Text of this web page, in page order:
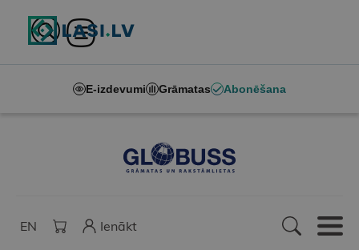
E-izdevumi Grāmatas Abonēšana
EN Ienākt